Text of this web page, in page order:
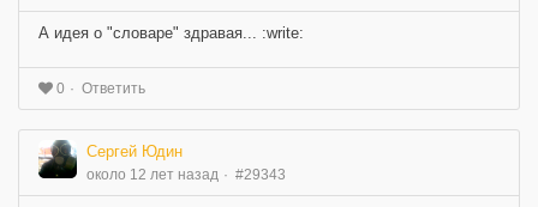
А идея о "словаре" здравая... :write:
0 Ответить
Сергей Юдин
около 12 лет назад #29343